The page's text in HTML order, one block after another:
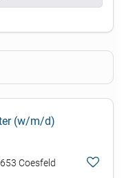
(w/m/d)
Coesfeld